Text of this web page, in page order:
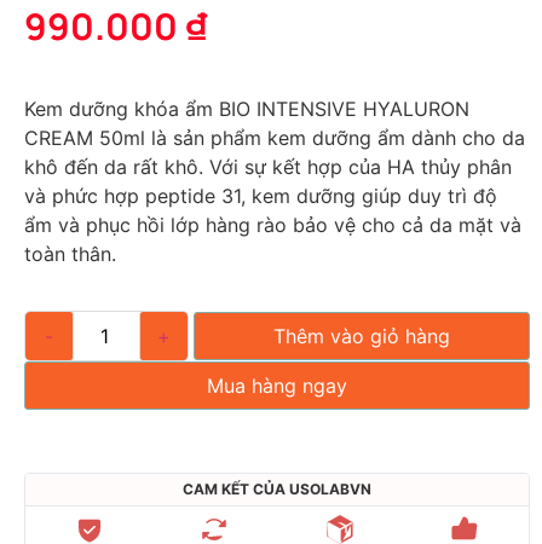
990.000 ₫
Kem dưỡng khóa ẩm BIO INTENSIVE HYALURON
CREAM 50ml là sản phẩm kem dưỡng ẩm dành cho da
khô đến da rất khô. Với sự kết hợp của HA thủy phân
và phức hợp peptide 31, kem dưỡng giúp duy trì độ
ẩm và phục hồi lớp hàng rào bảo vệ cho cả da mặt và
toàn thân.
- + Thêm vào giỏ hàng
Mua hàng ngay
CAM KẾT CỦA USOLABVN